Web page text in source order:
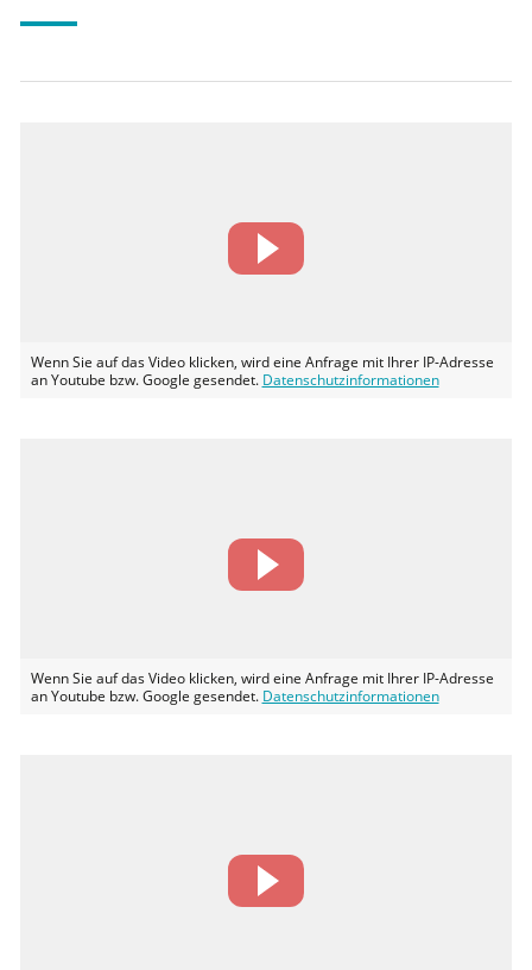
Wenn Sie auf das Video klicken, wird eine Anfrage mit Ihrer IP-Adresse
an Youtube bzw. Google gesendet. Datenschutzinformationen
Wenn Sie auf das Video klicken, wird eine Anfrage mit Ihrer IP-Adresse
an Youtube bzw. Google gesendet. Datenschutzinformationen